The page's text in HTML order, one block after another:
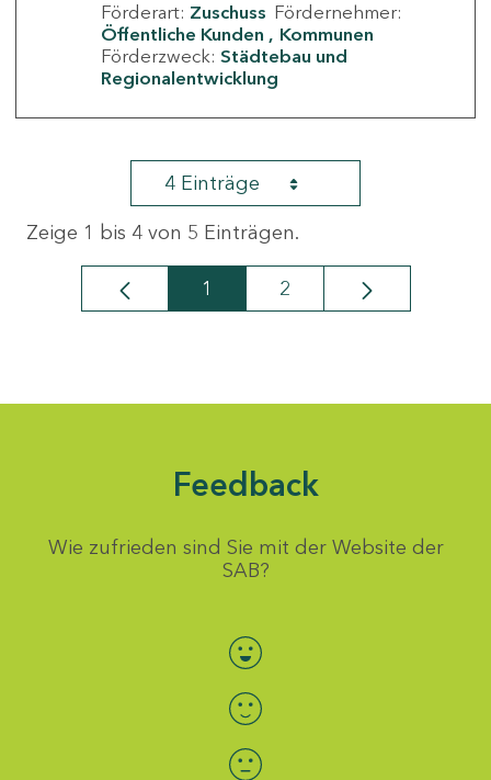
Förderart: Zuschuss Fördernehmer:
Öffentliche Kunden
Kommunen
Förderzweck: Städtebau und
Regionalentwicklung
4 Einträge
Zeige 1 bis 4 von 5 Einträgen.
Seite
1 Seite
2
Feedback
Wie zufrieden sind Sie mit der Website der
SAB?
Bewertung auswählen